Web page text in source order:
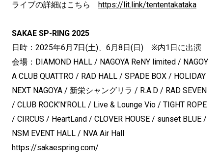
ライブの詳細はこちら https://lit.link/tententakataka
SAKAE SP-RING 2025
日時：2025年6月7日(土)、6月8日(日) ※内1日に出演
会場：DIAMOND HALL / NAGOYA ReNY limited / NAGOY
A CLUB QUATTRO / RAD HALL / SPADE BOX / HOLIDAY
NEXT NAGOYA / 新栄シャングリラ / R.A.D / RAD SEVEN
/ CLUB ROCK’N’ROLL / Live & Lounge Vio / TIGHT ROPE
/ CIRCUS / HeartLand / CLOVER HOUSE / sunset BLUE /
NSM EVENT HALL / NVA Air Hall
https://sakaespring.com/